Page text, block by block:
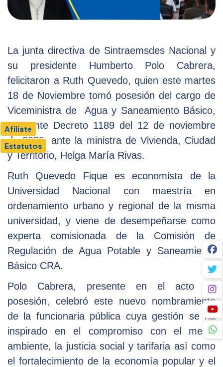
Afíliate
Estatutos
La junta directiva de Sintraemsdes Nacional y
su presidente Humberto Polo Cabrera,
felicitaron a Ruth Quevedo, quien este martes
18 de Noviembre tomó posesión del cargo de
Viceministra de Agua y Saneamiento Básico,
mediante Decreto 1189 del 12 de noviembre
de 2025, ante la ministra de Vivienda, Ciudad
y Territorio, Helga María Rivas.
Ruth Quevedo Fique es economista de la
Universidad Nacional con maestría en
ordenamiento urbano y regional de la misma
universidad, y viene de desempeñarse como
experta comisionada de la Comisión de
Regulación de Agua Potable y Saneamiento
Básico CRA.
Polo Cabrera, presente en el acto de
posesión, celebró este nuevo nombramiento
de la funcionaria pública cuya gestión se ha
inspirado en el compromiso con el medio
ambiente, la justicia social y tarifaria así como
el fortalecimiento de la economía popular y el